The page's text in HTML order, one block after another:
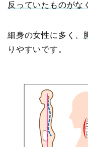
反っていたものがな
細身の女性に多く、
りやすいです。